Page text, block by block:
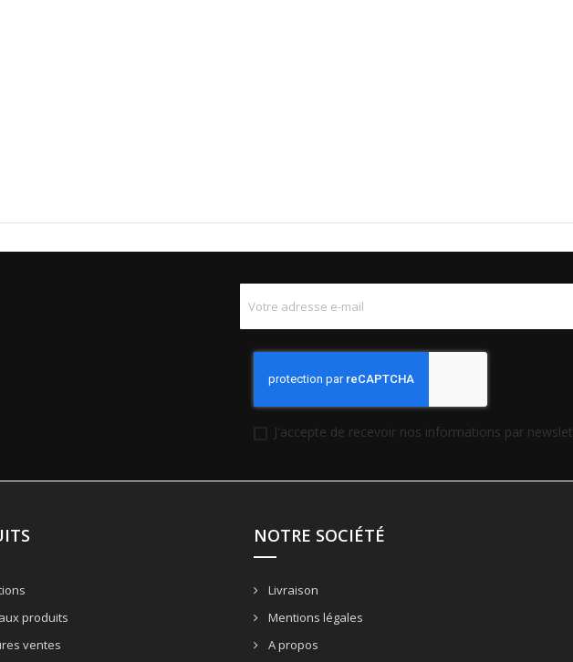
J'accepte de recevoir nos informations par
produits
ventes
NOTRE SOCIÉTÉ
Livraison
Mentions légales
A propos